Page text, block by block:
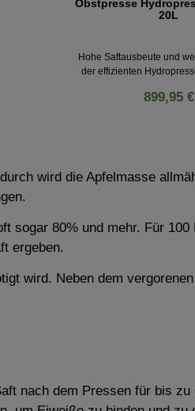
Obstpresse
20L
Hohe Saftausbeute und
der effizienten
ein Blickfang, sondern
Reinigung wird die
zu einem
899,95 €
wird die Apfelmasse
sogar 80% und mehr. Für 100
ergeben.
wird. Neben dem
nach dem Pressen für bis zu